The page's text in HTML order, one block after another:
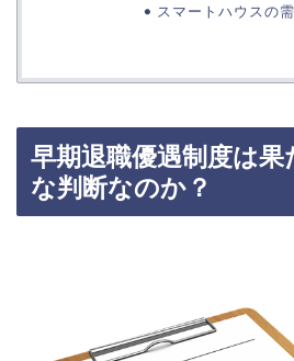
スマートハウスの
早期退職優遇制度は果
な判断なのか？